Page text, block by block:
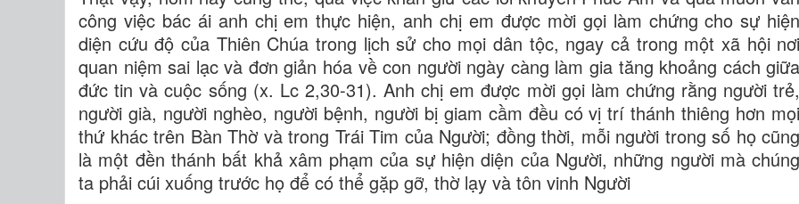
công việc bác ái anh chị em thực hiện, anh chị em được mời gọi làm chứng cho sự hiện
diện cứu độ của Thiên Chúa trong lịch sử cho mọi dân tộc, ngay cả trong một xã hội nơi
quan niệm sai lạc và đơn giản hóa về con người ngày càng làm gia tăng khoảng cách giữa
đức tin và cuộc sống (x. Lc 2,30-31). Anh chị em được mời gọi làm chứng rằng người trẻ,
người già, người nghèo, người bệnh, người bị giam cầm đều có vị trí thánh thiêng hơn mọi
thứ khác trên Bàn Thờ và trong Trái Tim của Người; đồng thời, mỗi người trong số họ cũng
là một đền thánh bất khả xâm phạm của sự hiện diện của Người, những người mà chúng
ta phải cúi xuống trước họ để có thể gặp gỡ, thờ lạy và tôn vinh Người